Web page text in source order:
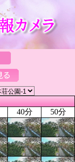
40分
50分